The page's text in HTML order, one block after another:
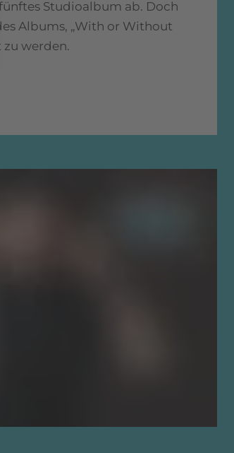
fünftes Studioalbum ab. Doch
Albums, „With or Without
werden.